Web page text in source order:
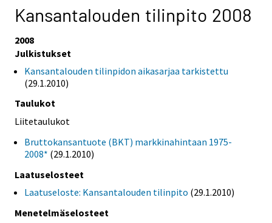
Kansantalouden tilinpito 2008
2008
Julkistukset
Kansantalouden tilinpidon aikasarjaa tarkistettu
(29.1.2010)
Taulukot
Liitetaulukot
Bruttokansantuote (BKT) markkinahintaan 1975-
2008* (29.1.2010)
Laatuselosteet
Laatuseloste: Kansantalouden tilinpito (29.1.2010)
Menetelmäselosteet